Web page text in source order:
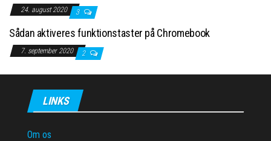
24. august 2020 3
Sådan aktiveres funktionstaster på Chromebook
7. september 2020 2
LINKS
Om os